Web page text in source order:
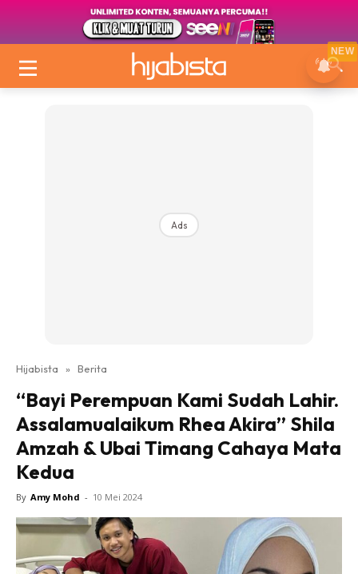
Ads
Hijabista » Berita
“Bayi Perempuan Kami Sudah Lahir.
Assalamualaikum Rhea Akira” Shila
Amzah & Ubai Timang Cahaya Mata
Kedua
By Amy Mohd - 10 Mei 2024
NEW